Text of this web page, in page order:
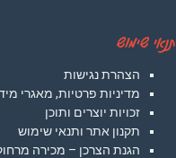
תנאי שימוש
הצהרת נגישות
מדיניות פרטיות, מאגרי
זכויות יוצרים ותוכן
תקנון אתר ותנאי שימוש
הגנת הצרכן – מכירה